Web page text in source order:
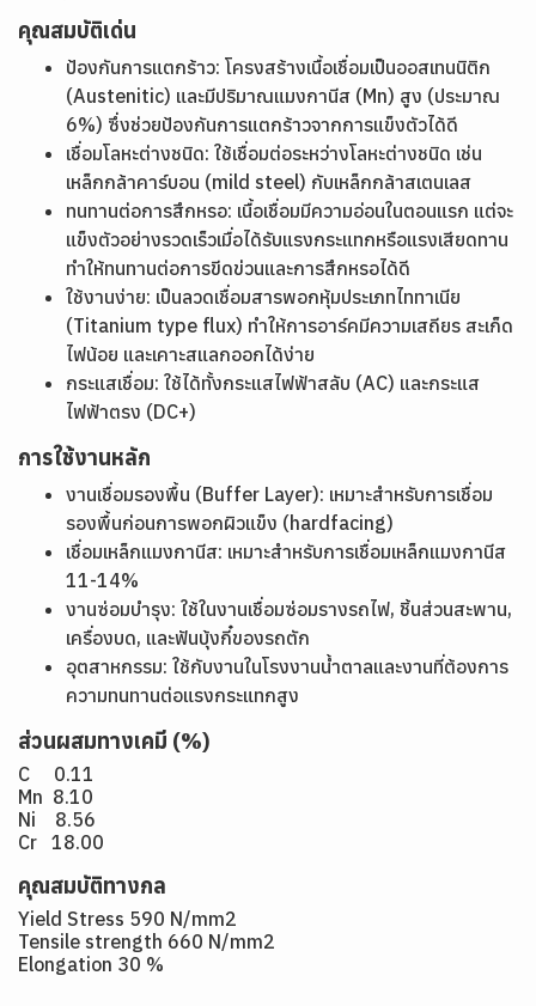
คุณสมบัติเด่น
ป้องกันการแตกร้าว: โครงสร้างเนื้อเชื่อมเป็นออสเทนนิติก
(Austenitic) และมีปริมาณแมงกานีส (Mn) สูง (ประมาณ
6%) ซึ่งช่วยป้องกันการแตกร้าวจากการแข็งตัวได้ดี
เชื่อมโลหะต่างชนิด: ใช้เชื่อมต่อระหว่างโลหะต่างชนิด เช่น
เหล็กกล้าคาร์บอน (mild steel) กับเหล็กกล้าสเตนเลส
ทนทานต่อการสึกหรอ: เนื้อเชื่อมมีความอ่อนในตอนแรก แต่จะ
แข็งตัวอย่างรวดเร็วเมื่อได้รับแรงกระแทกหรือแรงเสียดทาน
ทำให้ทนทานต่อการขีดข่วนและการสึกหรอได้ดี
ใช้งานง่าย: เป็นลวดเชื่อมสารพอกหุ้มประเภทไททาเนีย
(Titanium type flux) ทำให้การอาร์คมีความเสถียร สะเก็ด
ไฟน้อย และเคาะสแลกออกได้ง่าย
กระแสเชื่อม: ใช้ได้ทั้งกระแสไฟฟ้าสลับ (AC) และกระแส
ไฟฟ้าตรง (DC+)
การใช้งานหลัก
งานเชื่อมรองพื้น (Buffer Layer): เหมาะสำหรับการเชื่อม
รองพื้นก่อนการพอกผิวแข็ง (hardfacing)
เชื่อมเหล็กแมงกานีส: เหมาะสำหรับการเชื่อมเหล็กแมงกานีส
11-14%
งานซ่อมบำรุง: ใช้ในงานเชื่อมซ่อมรางรถไฟ, ชิ้นส่วนสะพาน,
เครื่องบด, และฟันบุ้งกี๋ของรถตัก
อุตสาหกรรม: ใช้กับงานในโรงงานน้ำตาลและงานที่ต้องการ
ความทนทานต่อแรงกระแทกสูง
ส่วนผสมทางเคมี (%)
C 0.11
Mn 8.10
Ni 8.56
Cr 18.00
คุณสมบัติทางกล
Yield Stress 590 N/mm2
Tensile strength 660 N/mm2
Elongation 30 %